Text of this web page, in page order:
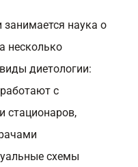
наука о
несколько
диетологии:
с
стационаров,
схемы